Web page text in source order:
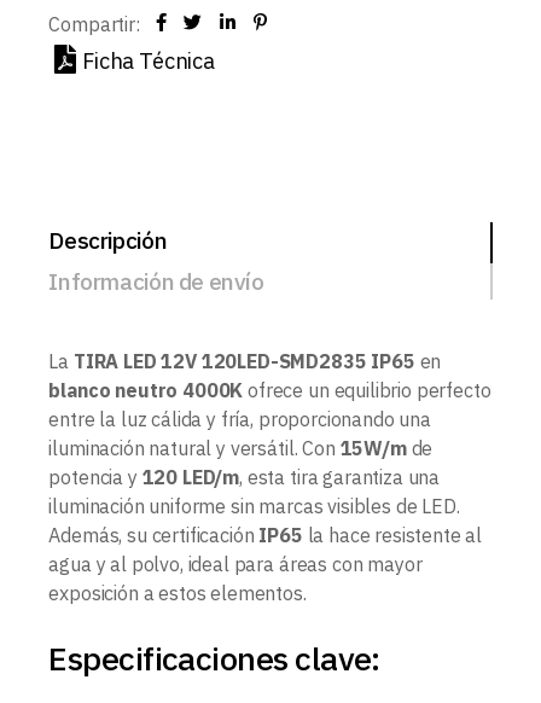
Compartir:
Ficha Técnica
Descripción
Información de envío
La TIRA LED 12V 120LED-SMD2835 IP65 en
blanco neutro 4000K ofrece un equilibrio perfecto
entre la luz cálida y fría, proporcionando una
iluminación natural y versátil. Con 15W/mde
potencia y 120 LED/m, esta tira garantiza una
iluminación uniforme sin marcas visibles de LED.
Además, su certificación IP65 la hace resistente al
agua y al polvo, ideal para áreas con mayor
exposición a estos elementos.
Especificaciones clave: